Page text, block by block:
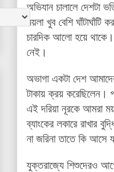
অভিযান চালালে দেশটা
ময়লা খুব বেশি ঘাঁটাঘাঁটি
চারদিক আলো হয়ে থাকে।
নেই।
অভাগা একটা দেশ
টাকায় ক্রয় করেছিলেন।
এই দরিয়া নূরকে আমরা
ব্যাংকের লকারে রাখার
না জরিনা তাতে কি আসে
যুক্তরাজ্যে শিশুদেরও